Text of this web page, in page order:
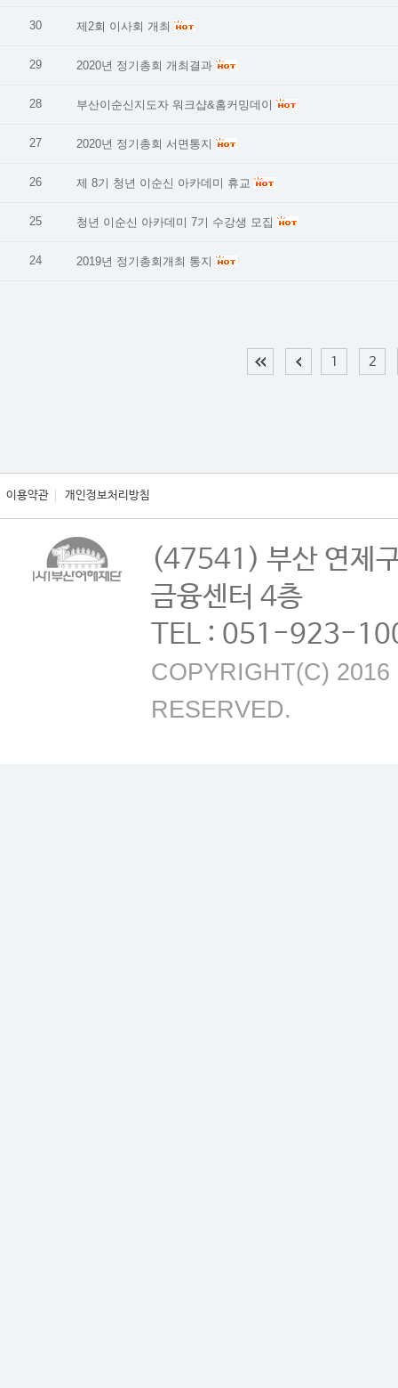
30 제2회 이사회 개최
29 2020년 정기총회 개최결과
28 부산이순신지도자 워크샵&홈커밍데이
27 2020년 정기총회 서면통지
26 제 8기 청년 이순신 아카데미 휴교
25 청년 이순신 아카데미 7기 수강생 모집
24 2019년 정기총회개최 통지
1 2
이용약관 개인정보처리방침
(47541) 부산 연제
금융센터 4층
TEL : 051-923-
COPYRIGHT(C)
RESERVED.